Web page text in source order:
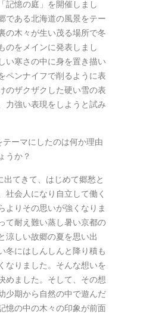
記憶の庭」を開催しまし
である北海道の風景をテー
の木々が生い茂る場所で冬
のをメインに発表しまし
い寒さの中に身を置き描い
ペンナイフで削るように表
のザクザクした硬い雪の表
力強い表現をしようと試み
テーマにしたのは何か理由
うか？
出てきて、はじめて郷愁と
社会人になり自立して働く
よりその思いが強くなりま
て耐え難い蒸し暑い京都の
涼しい故郷の夏を思い出
冬にはしんしんと降り積も
なりました。そんな想いを
めました。そして、その想
少期から自然の中で遊んだ
憶の中の木々の印象が前面